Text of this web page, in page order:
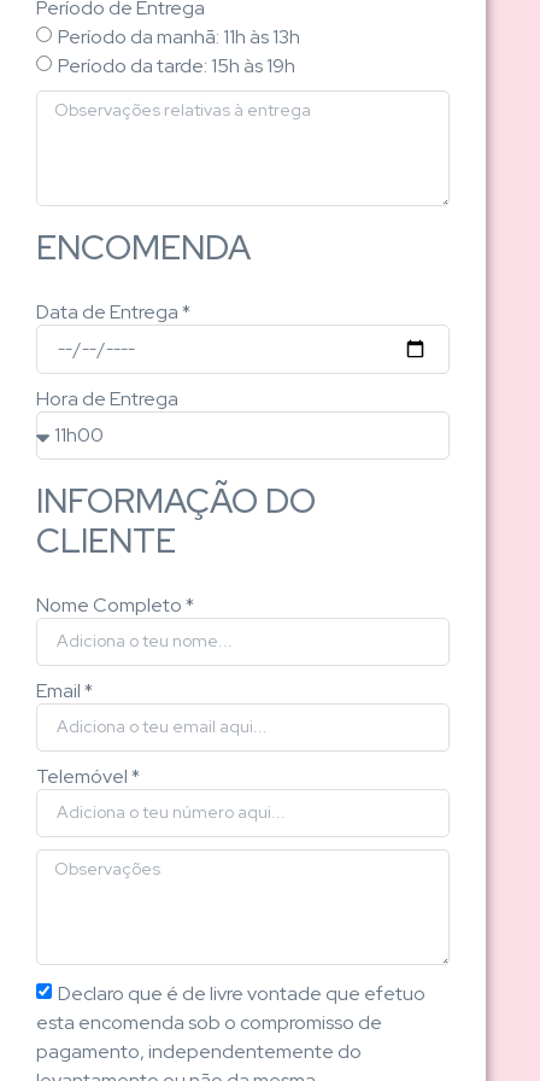
Período de Entrega
Período da manhã: 11h às 13h
Período da tarde: 15h às 19h
ENCOMENDA
Data de Entrega *
Hora de Entrega
INFORMAÇÃO DO
CLIENTE
Nome Completo *
Email *
Telemóvel *
Declaro que é de livre vontade que efetuo
esta encomenda sob o compromisso de
pagamento, independentemente do